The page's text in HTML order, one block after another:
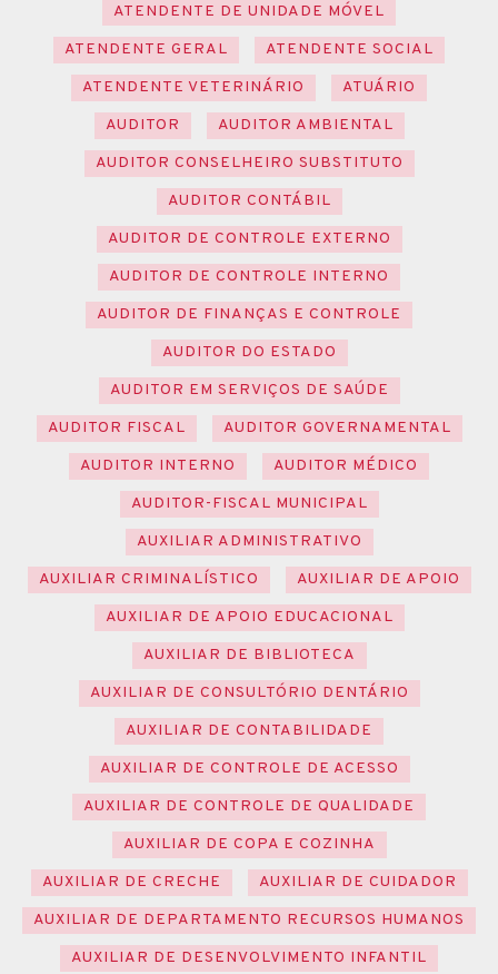
ATENDENTE DE UNIDADE MÓVEL
ATENDENTE GERAL
ATENDENTE SOCIAL
ATENDENTE VETERINÁRIO
ATUÁRIO
AUDITOR
AUDITOR AMBIENTAL
AUDITOR CONSELHEIRO SUBSTITUTO
AUDITOR CONTÁBIL
AUDITOR DE CONTROLE EXTERNO
AUDITOR DE CONTROLE INTERNO
AUDITOR DE FINANÇAS E CONTROLE
AUDITOR DO ESTADO
AUDITOR EM SERVIÇOS DE SAÚDE
AUDITOR FISCAL
AUDITOR GOVERNAMENTAL
AUDITOR INTERNO
AUDITOR MÉDICO
AUDITOR-FISCAL MUNICIPAL
AUXILIAR ADMINISTRATIVO
AUXILIAR CRIMINALÍSTICO
AUXILIAR DE APOIO
AUXILIAR DE APOIO EDUCACIONAL
AUXILIAR DE BIBLIOTECA
AUXILIAR DE CONSULTÓRIO DENTÁRIO
AUXILIAR DE CONTABILIDADE
AUXILIAR DE CONTROLE DE ACESSO
AUXILIAR DE CONTROLE DE QUALIDADE
AUXILIAR DE COPA E COZINHA
AUXILIAR DE CRECHE
AUXILIAR DE CUIDADOR
AUXILIAR DE DEPARTAMENTO RECURSOS HUMANOS
AUXILIAR DE DESENVOLVIMENTO INFANTIL